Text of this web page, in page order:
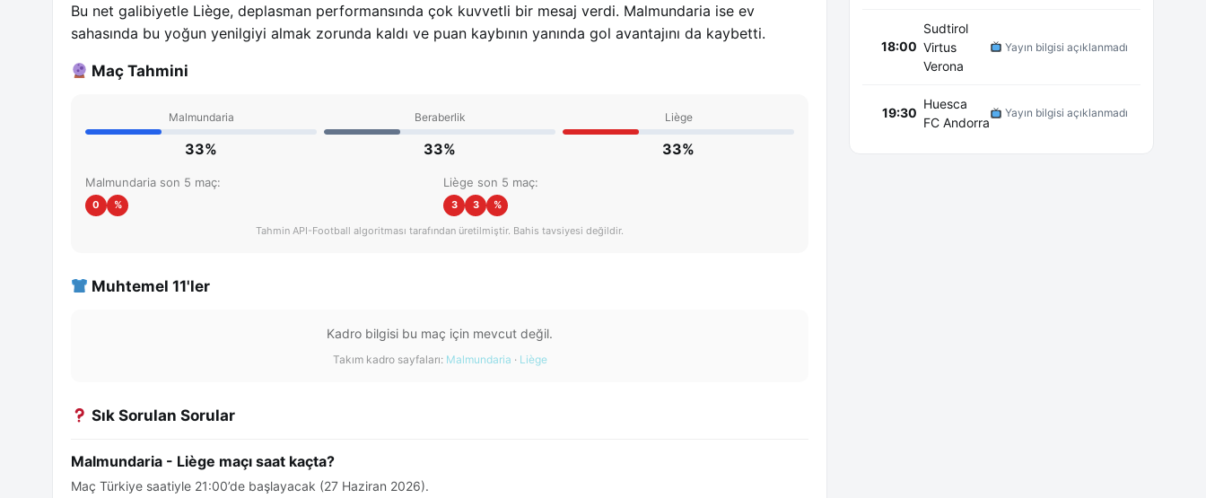
Bu net galibiyetle Liège, deplasman performansında çok kuvvetli bir mesaj verdi. Malmundaria ise ev
sahasında bu yoğun yenilgiyi almak zorunda kaldı ve puan kaybının yanında gol avantajını da kaybetti.
Maç Tahmini
Malmundaria
33%
Beraberlik
33%
Liège
33%
Malmundaria son 5 maç:
0 %
Liège son 5 maç:
3 3 %
Tahmin API-Football algoritması tarafından üretilmiştir. Bahis tavsiyesi değildir.
Muhtemel 11'ler
Kadro bilgisi bu maç için mevcut değil.
Takım kadro sayfaları: Malmundaria · Liège
Sık Sorulan Sorular
Malmundaria - Liège maçı saat kaçta?
Maç Türkiye saatiyle 21:00’de başlayacak (27 Haziran 2026).
18:00
Sudtirol
Virtus
Verona
Yayın bilgisi açıklanmadı
19:30
Huesca
FC Andorra
Yayın bilgisi açıklanmadı